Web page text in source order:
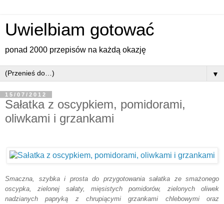
Uwielbiam gotować
ponad 2000 przepisów na każdą okazję
▼
15/07/2012
Sałatka z oscypkiem, pomidorami,
oliwkami i grzankami
Smaczna, szybka i prosta do przygotowania sałatka ze smażonego
oscypka, zielonej sałaty, mięsistych pomidorów, zielonych oliwek
nadzianych papryką z chrupiącymi grzankami chlebowymi oraz